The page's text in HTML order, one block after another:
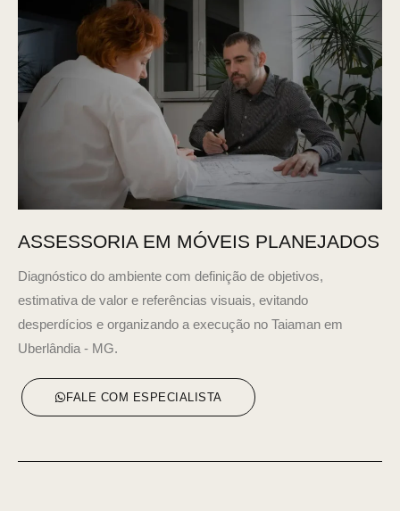
ASSESSORIA EM MÓVEIS PLANEJADOS
Diagnóstico do ambiente com definição de objetivos,
estimativa de valor e referências visuais, evitando
desperdícios e organizando a execução no Taiaman em
Uberlândia - MG.
FALE COM ESPECIALISTA